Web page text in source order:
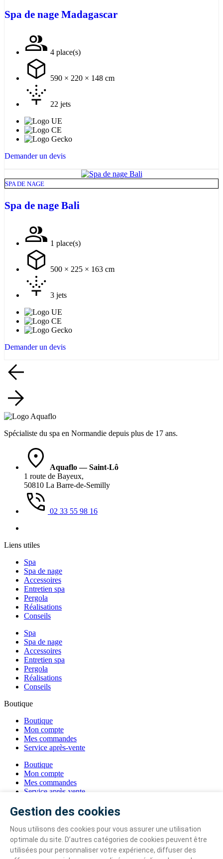
Spa de nage Madagascar
4 place(s)
590 × 220 × 148 cm
22 jets
Demander un devis
SPA DE NAGE
Spa de nage Bali
1 place(s)
500 × 225 × 163 cm
3 jets
Demander un devis
Spécialiste du spa en Normandie depuis plus de 17 ans.
Aquaflo — Saint-Lô
1 route de Bayeux,
50810 La Barre-de-Semilly
02 33 55 98 16
Liens utiles
Spa
Spa de nage
Accessoires
Entretien spa
Pergola
Réalisations
Conseils
Spa
Spa de nage
Accessoires
Entretien spa
Pergola
Réalisations
Conseils
Boutique
Boutique
Mon compte
Mes commandes
Service après-vente
Boutique
Mon compte
Mes commandes
Service après-vente
Mentions obligatoires
Gestion des cookies
Mentions légales
Politique de confidentialité
CGV